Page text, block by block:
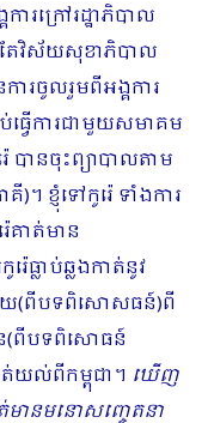
ារក្រៅរដ្ឋាភិបាល
ែវិស័យសុខាភិបាល
ារចូលរួមពីអង្គការ
ធ្វើការជាមួយសមាគម
បានចុះព្យាបាលតាម
។ ខ្ញុំទៅកូរ៉េ ទាំងការ
គាត់មាន
ធ្លាប់ឆ្លងកាត់នូវ
យ(ពីបទពិសោសធន៍)ពី
ន(ពីបទពិសោធន៍
យល់ពីកម្ពុជា។ ឃើញ
មានមនោសញ្ចេតនា